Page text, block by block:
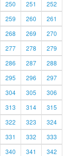
250 251
252
259 260
261
268 269
270
277 278
279
286 287
288
295 296
297
304 305
306
313 314
315
322 323
324
331 332
333
340 341 342